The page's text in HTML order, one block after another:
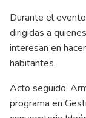
Durante el
dirigidas a
interesan en
habitantes.
Acto seguido,
programa en